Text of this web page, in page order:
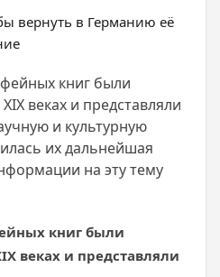
книг были
веках и представляли
и культурную
их дальнейшая
на эту тему
книг были
веках и представляли